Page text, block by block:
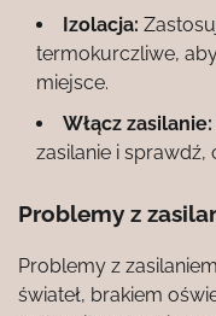
Izolacja:
termokurczliwe,
miejsce.
Włącz zasilanie:
zasilanie i sprawdź,
Problemy z
Problemy z
świateł, brakiem